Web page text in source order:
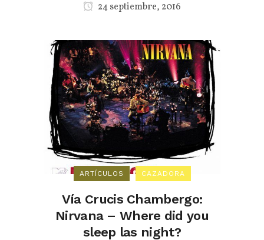
24 septiembre, 2016
ARTÍCULOS CAZADORA
Vía Crucis Chambergo:
Nirvana – Where did you
sleep las night?